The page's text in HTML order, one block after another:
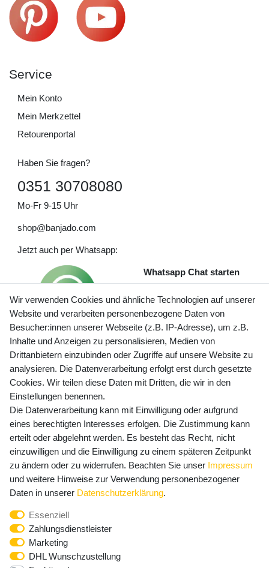
Service
Mein Konto
Mein Merkzettel
Retourenportal
Haben Sie fragen?
0351 30708080
Mo-Fr 9-15 Uhr
shop@banjado.com
Jetzt auch per Whatsapp:
Whatsapp Chat starten
Preisangaben inkl. gesetzl. MwSt. und zzgl. Service- und
Versandkosten
Newsletter Anmeldung - Keine Angebote
mehr verpassen!
E-MAIL **
Newsletter
Honig
Hiermit bestätige ich, dass ich dieDaten­schutz­erklärung
widerrufen.**
Abonnieren
Wir verwenden Cookies und ähnliche Technologien auf unserer
Website und verarbeiten personenbezogene Daten von
Besucher:innen unserer Webseite (z.B. IP-Adresse), um z.B.
Inhalte und Anzeigen zu personalisieren, Medien von
Drittanbietern einzubinden oder Zugriffe auf unsere Website zu
analysieren. Die Datenverarbeitung erfolgt erst durch gesetzte
Cookies. Wir teilen diese Daten mit Dritten, die wir in den
Einstellungen benennen.
Die Datenverarbeitung kann mit Einwilligung oder aufgrund
eines berechtigten Interesses erfolgen. Die Zustimmung kann
erteilt oder abgelehnt werden. Es besteht das Recht, nicht
einzuwilligen und die Einwilligung zu einem späteren Zeitpunkt
zu ändern oder zu widerrufen. Beachten Sie unser Impressum
und weitere Hinweise zur Verwendung personenbezogener
Daten in unserer Daten­schutz­erklärung.
Essenziell
Zahlungsdienstleister
Marketing
DHL Wunschzustellung